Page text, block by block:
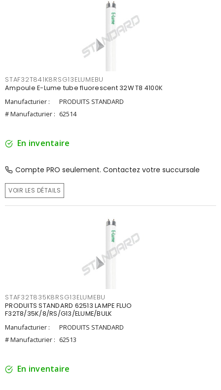
STAF32T841K8RSG13ELUMEBU
Ampoule E-Lume tube fluorescent 32W T8 4100K
Manufacturier :
PRODUITS STANDARD
# Manufacturier : 62514
En inventaire
Compte PRO seulement. Contactez votre succursale
VOIR LES DÉTAILS
STAF32T835K8RSG13ELUMEBU
PRODUITS STANDARD 62513 LAMPE FLUO
F32T8/35K/8/RS/G13/ELUME/BULK
Manufacturier :
PRODUITS STANDARD
# Manufacturier : 62513
En inventaire